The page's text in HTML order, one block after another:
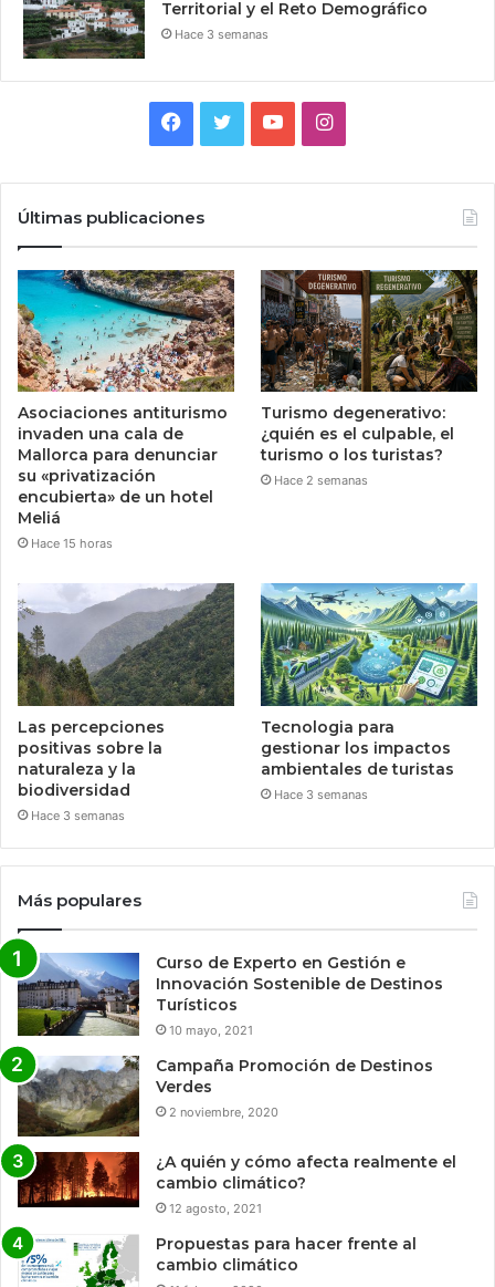
Territorial y el Reto Demográfico
Hace 3 semanas
Facebook
TwitterYouTubeInstagram
Últimas publicaciones
Asociaciones antiturismo
invaden una cala de
Mallorca para denunciar
su «privatización
encubierta» de un hotel
Meliá
Hace 15 horas
Turismo degenerativo:
¿quién es el culpable, el
turismo o los turistas?
Hace 2 semanas
Las percepciones
positivas sobre la
naturaleza y la
biodiversidad
Hace 3 semanas
Tecnologia para
gestionar los impactos
ambientales de turistas
Hace 3 semanas
Más populares
Curso de Experto en Gestión e
Innovación Sostenible de Destinos
Turísticos
10 mayo, 2021
Campaña Promoción de Destinos
Verdes
2 noviembre, 2020
¿A quién y cómo afecta realmente el
cambio climático?
12 agosto, 2021
Propuestas para hacer frente al
cambio climático